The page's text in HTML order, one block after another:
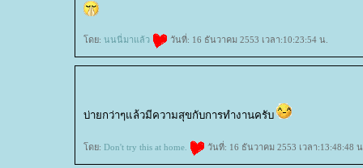
ดย: นนนี่มาแล้ว วันที่: 16 ธันวาคม 2553 เวลา:10:23:54 น.
บ่ายกว่าๆแล้วมีความสุขกับการทำงานครับ
ดย: Don't try this at home. วันที่: 16 ธันวาคม 2553 เวลา:13:48:48